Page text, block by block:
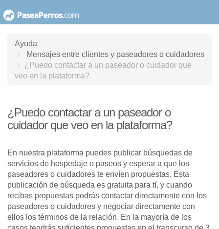
al
contenido
Ayuda
Mensajes entre clientes y paseadores o cuidadores
¿Puedo contactar a un paseador o cuidador que
veo en la plataforma?
¿Puedo contactar a un paseador o
cuidador que veo en la plataforma?
En nuestra plataforma puedes publicar búsquedas de
servicios de hospedaje o paseos y esperar a que los
paseadores o cuidadores te envíen propuestas. Esta
publicación de búsqueda es gratuita para tí, y cuando
recibas propuestas podrás contactar directamente con los
paseadores o cuidadores y negociar directamente con
ellos los términos de la relación. En la mayoría de los